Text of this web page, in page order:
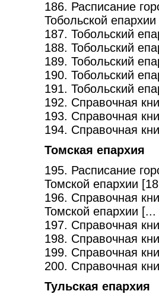
186. Расписание
Тобольской епархии
187. Тобольский
188. Тобольский
189. Тобольский
190. Тобольский
191. Тобольский
192. Справочная
193. Справочная
194. Справочная
Томская епархия
195. Расписание
Томской епархии
196. Справочная
Томской епархии [...
197. Справочная
198. Справочная
199. Справочная
200. Справочная
Тульская епархия